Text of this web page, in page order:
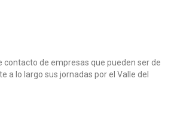
contacto de empresas que pueden ser de
a lo largo sus jornadas por el Valle del